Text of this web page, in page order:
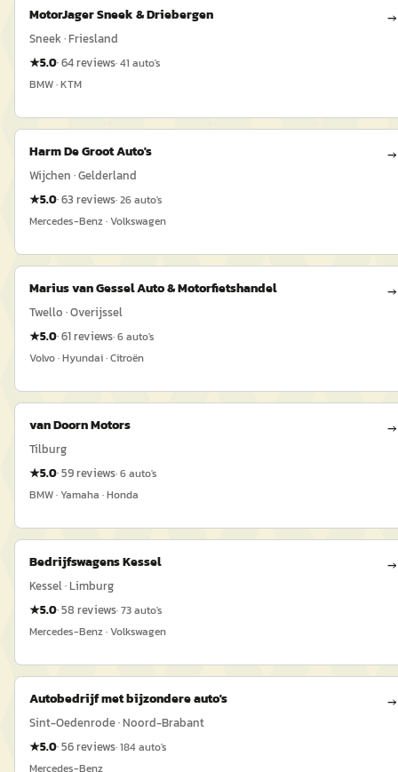
MotorJager Sneek & Driebergen →
Sneek · Friesland
★5.0·64reviews·41 auto's
BMW · KTM
Harm De Groot Auto's →
Wijchen · Gelderland
★5.0·63 reviews·26auto's
Mercedes-Benz · Volkswagen
Marius van Gessel Auto & Motorfietshandel →
Twello · Overijssel
★5.0·61reviews·6auto's
Volvo · Hyundai · Citroën
van Doorn Motors →
Tilburg
★5.0·59reviews·6auto's
BMW · Yamaha · Honda
Bedrijfswagens Kessel →
Kessel · Limburg
★5.0·58 reviews·73auto's
Mercedes-Benz · Volkswagen
Autobedrijf met bijzondere auto's →
Sint-Oedenrode · Noord-Brabant
★5.0·56reviews·184auto's
Mercedes-Benz